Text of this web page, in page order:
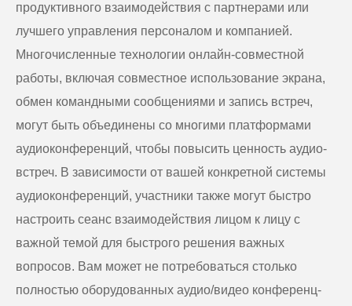
продуктивного взаимодействия с партнерами или
лучшего управления персоналом и компанией.
Многочисленные технологии онлайн-совместной
работы, включая совместное использование экрана,
обмен командными сообщениями и запись встреч,
могут быть объединены со многими платформами
аудиоконференций, чтобы повысить ценность аудио-
встреч. В зависимости от вашей конкретной системы
аудиоконференций, участники также могут быстро
настроить сеанс взаимодействия лицом к лицу с
важной темой для быстрого решения важных
вопросов. Вам может не потребоваться столько
полностью оборудованных аудио/видео конференц-